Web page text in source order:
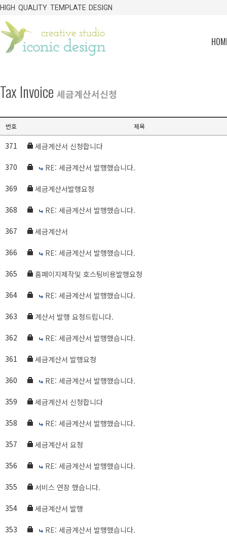
HIGH QUALITY TEMPLATE DESIGN
Tax Invoice 세금계산서신청
번호 제목
371 세금계산서 신청합니다
370 RE: 세금계산서 발행했습니다.
369 세금계산서발행요청
368 RE: 세금계산서 발행했습니다.
367 세금계산서
366 RE: 세금계산서 발행했습니다.
365 홈페이지제작및 호스팅비용발행요청
364 RE: 세금계산서 발행했습니다.
363 계산서 발행 요청드립니다.
362 RE: 세금계산서 발행했습니다.
361 세금계산서 발행요청
360 RE: 세금계산서 발행했습니다.
359 세금계산서 신청합니다
358 RE: 세금계산서 발행했습니다.
357 세금계산서 요청
356 RE: 세금계산서 발행했습니다.
355 서비스 연장 했습니다.
354 세금계산서 발행
353 RE: 세금계산서 발행했습니다.